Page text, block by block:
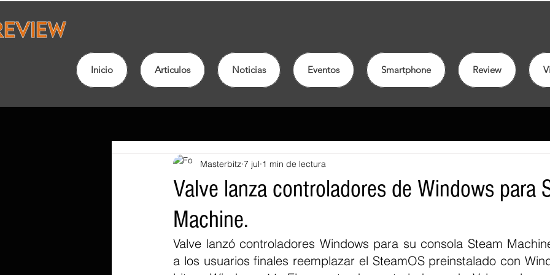
Inicio Articulos Noticias Eventos Smartphone Review
Valve lanza controladores de Windows para
Machine.
Masterbitz 7 jul 1 min de lectura
Valve lanzó controladores Windows para su consola Steam
a los usuarios finales reemplazar el SteamOS preinstalado con